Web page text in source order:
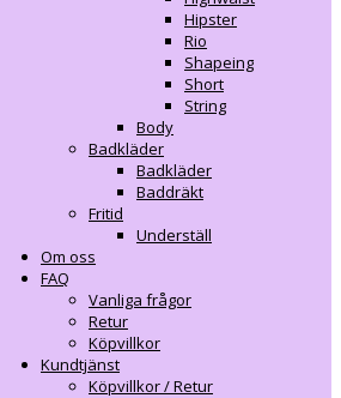
Hipster
Rio
Shapeing
Short
String
Body
Badkläder
Badkläder
Baddräkt
Fritid
Underställ
Om oss
FAQ
Vanliga frågor
Retur
Köpvillkor
Kundtjänst
Köpvillkor / Retur